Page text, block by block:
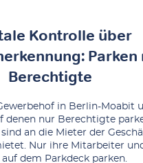
Kontrolle über
Parken
Berechtigte
in Berlin-Moabit
denen nur Berechtigte
an die Mieter der
Nur ihre Mitarbeiter
dem Parkdeck parken.